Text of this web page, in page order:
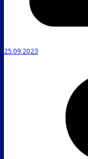
25.09.2023